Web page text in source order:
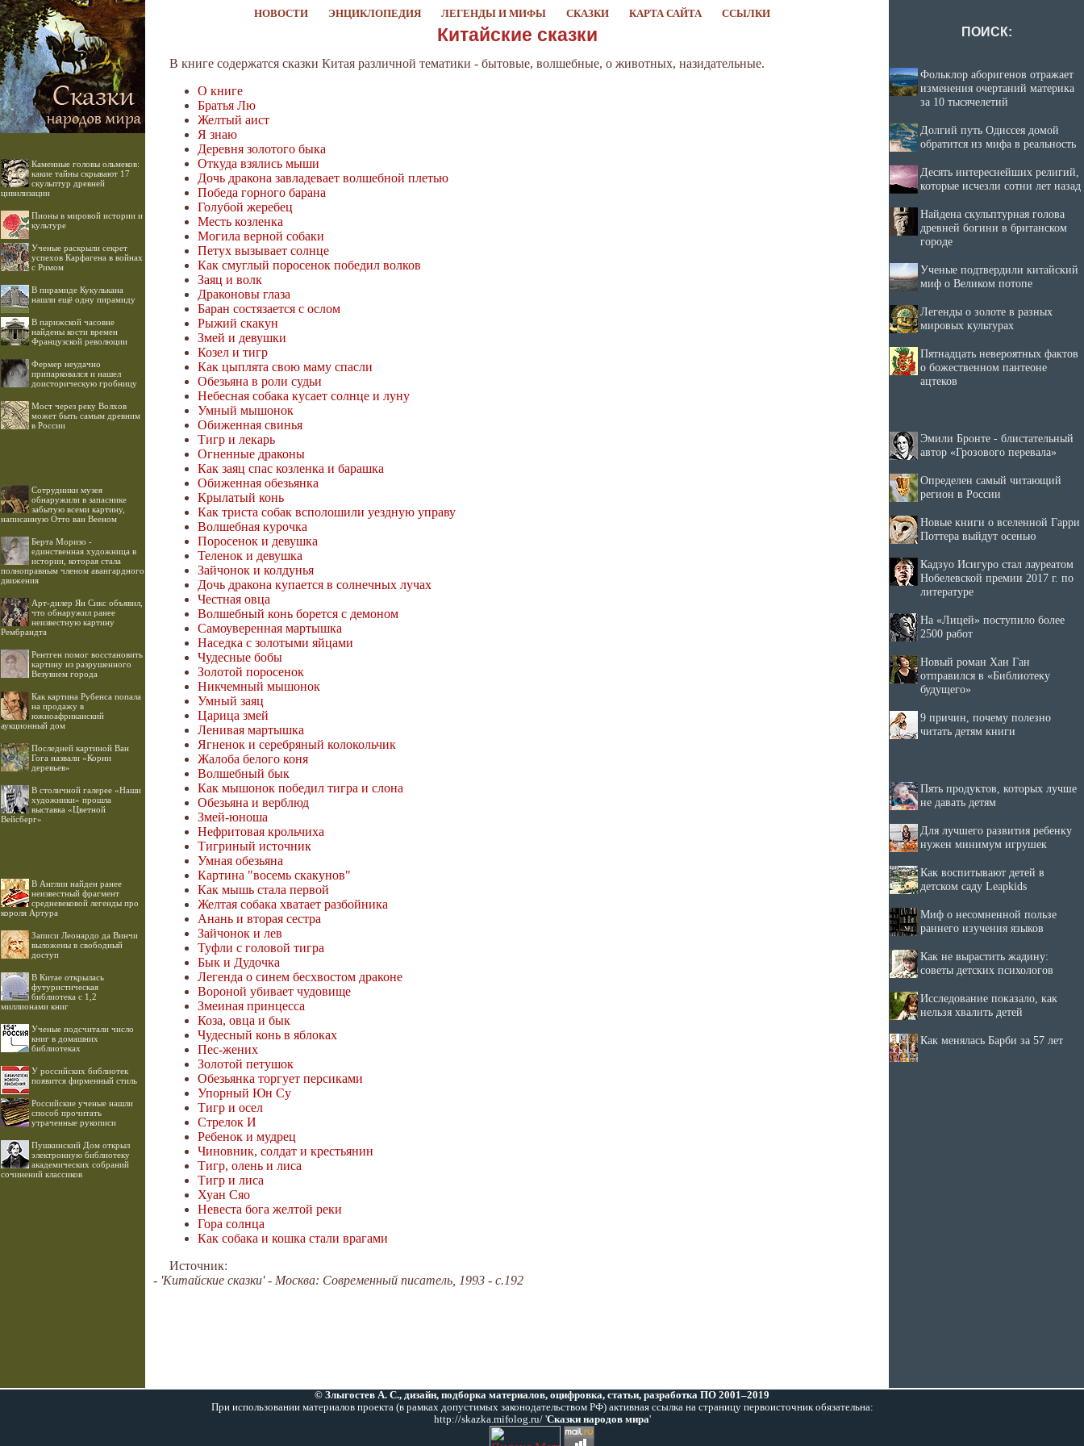
НОВОСТИ ЭНЦИКЛОПЕДИЯ ЛЕГЕНДЫ И МИФЫ СКАЗКИ КАРТА САЙТА ССЫЛКИ
Каменные головы ольмеков:
какие тайны скрывают 17
скульптур древней
цивилизации
Пионы в мировой истории и
культуре
Ученые раскрыли секрет
успехов Карфагена в войнах
с Римом
В пирамиде Кукулькана
нашли ещё одну пирамиду
В парижской часовне
найдены кости времен
Французской революции
Фермер неудачно
припарковался и нашел
доисторическую гробницу
Мост через реку Волхов
может быть самым древним
в России
Cотрудники музея
обнаружили в запаснике
забытую всеми картину,
написанную Отто ван Вееном
Берта Моризо -
единственная художница в
истории, которая стала
полноправным членом авангардного
движения
Арт-дилер Ян Сикс объявил,
что обнаружил ранее
неизвестную картину
Рембрандта
Рентген помог восстановить
картину из разрушенного
Везувием города
Как картина Рубенса попала
на продажу в
южноафриканский
аукционный дом
Последней картиной Ван
Гога назвали «Корни
деревьев»
В столичной галерее «Наши
художники» прошла
выставка «Цветной
Вейсберг»
В Англии найден ранее
неизвестный фрагмент
средневековой легенды про
короля Артура
Записи Леонардо да Винчи
выложены в свободный
доступ
В Китае открылась
футуристическая
библиотека с 1,2
миллионами книг
Ученые подсчитали число
книг в домашних
библиотеках
У российских библиотек
появится фирменный стиль
Российские ученые нашли
способ прочитать
утраченные рукописи
Пушкинский Дом открыл
электронную библиотеку
академических собраний
сочинений классиков
Китайские сказки
В книге содержатся сказки Китая различной тематики - бытовые, волшебные, о животных, назидательные.
О книге
Братья Лю
Желтый аист
Я знаю
Деревня золотого быка
Откуда взялись мыши
Дочь дракона завладевает волшебной плетью
Победа горного барана
Голубой жеребец
Месть козленка
Могила верной собаки
Петух вызывает солнце
Как смуглый поросенок победил волков
Заяц и волк
Драконовы глаза
Баран состязается с ослом
Рыжий скакун
Змей и девушки
Козел и тигр
Как цыплята свою маму спасли
Обезьяна в роли судьи
Небесная собака кусает солнце и луну
Умный мышонок
Обиженная свинья
Тигр и лекарь
Огненные драконы
Как заяц спас козленка и барашка
Обиженная обезьянка
Крылатый конь
Как триста собак всполошили уездную управу
Волшебная курочка
Поросенок и девушка
Теленок и девушка
Зайчонок и колдунья
Дочь дракона купается в солнечных лучах
Честная овца
Волшебный конь борется с демоном
Самоуверенная мартышка
Наседка с золотыми яйцами
Чудесные бобы
Золотой поросенок
Никчемный мышонок
Умный заяц
Царица змей
Ленивая мартышка
Ягненок и серебряный колокольчик
Жалоба белого коня
Волшебный бык
Как мышонок победил тигра и слона
Обезьяна и верблюд
Змей-юноша
Нефритовая крольчиха
Тигриный источник
Умная обезьяна
Картина "восемь скакунов"
Как мышь стала первой
Желтая собака хватает разбойника
Анань и вторая сестра
Зайчонок и лев
Туфли с головой тигра
Бык и Дудочка
Легенда о синем бесхвостом драконе
Вороной убивает чудовище
Змеиная принцесса
Коза, овца и бык
Чудесный конь в яблоках
Пес-жених
Золотой петушок
Обезьянка торгует персиками
Упорный Юн Су
Тигр и осел
Стрелок И
Ребенок и мудрец
Чиновник, солдат и крестьянин
Тигр, олень и лиса
Тигр и лиса
Хуан Сяо
Невеста бога желтой реки
Гора солнца
Как собака и кошка стали врагами
Источник:
- 'Китайские сказки' - Москва: Современный писатель, 1993 - с.192
ПОИСК:
Фольклор аборигенов отражает
изменения очертаний материка
за 10 тысячелетий
Долгий путь Одиссея домой
обратится из мифа в реальность
Десять интереснейших религий,
которые исчезли сотни лет назад
Найдена скульптурная голова
древней богини в британском
городе
Ученые подтвердили китайский
миф о Великом потопе
Легенды о золоте в разных
мировых культурах
Пятнадцать невероятных фактов
о божественном пантеоне
ацтеков
Эмили Бронте - блистательный
автор «Грозового перевала»
Определен самый читающий
регион в России
Новые книги о вселенной Гарри
Поттера выйдут осенью
Кадзуо Исигуро стал лауреатом
Нобелевской премии 2017 г. по
литературе
На «Лицей» поступило более
2500 работ
Новый роман Хан Ган
отправился в «Библиотеку
будущего»
9 причин, почему полезно
читать детям книги
Пять продуктов, которых лучше
не давать детям
Для лучшего развития ребенку
нужен минимум игрушек
Как воспитывают детей в
детском саду Leapkids
Миф о несомненной пользе
раннего изучения языков
Как не вырастить жадину:
советы детских психологов
Исследование показало, как
нельзя хвалить детей
Как менялась Барби за 57 лет
© Злыгостев А. С., дизайн, подборка материалов, оцифровка, статьи, разработка ПО 2001–2019
При использовании материалов проекта (в рамках допустимых законодательством РФ) активная ссылка на страницу первоисточник обязательна:
http://skazka.mifolog.ru/ 'Сказки народов мира'